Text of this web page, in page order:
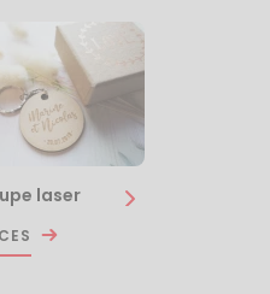
laser